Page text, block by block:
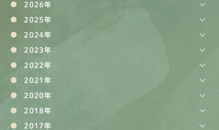
2026年
2025年
2024年
2023年
2022年
2021年
2020年
2018年
2017年